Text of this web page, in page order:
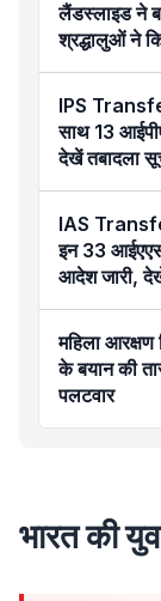
लैंडस्लाइड ने
श्रद्धालुओं ने
IPS
साथ 13
देखें तबादला
IAS
इन 33
आदेश जारी,
महिला आरक्षण
के बयान की
पलटवार
भारत की